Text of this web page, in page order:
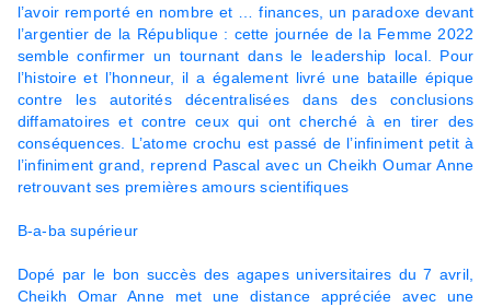
l’avoir remporté en nombre et … finances, un paradoxe devant
l’argentier de la République : cette journée de la Femme 2022
semble confirmer un tournant dans le leadership local. Pour
l’histoire et l’honneur, il a également livré une bataille épique
contre les autorités décentralisées dans des conclusions
diffamatoires et contre ceux qui ont cherché à en tirer des
conséquences. L’atome crochu est passé de l’infiniment petit à
l’infiniment grand, reprend Pascal avec un Cheikh Oumar Anne
retrouvant ses premières amours scientifiques
B-a-ba supérieur
Dopé par le bon succès des agapes universitaires du 7 avril,
Cheikh Omar Anne met une distance appréciée avec une